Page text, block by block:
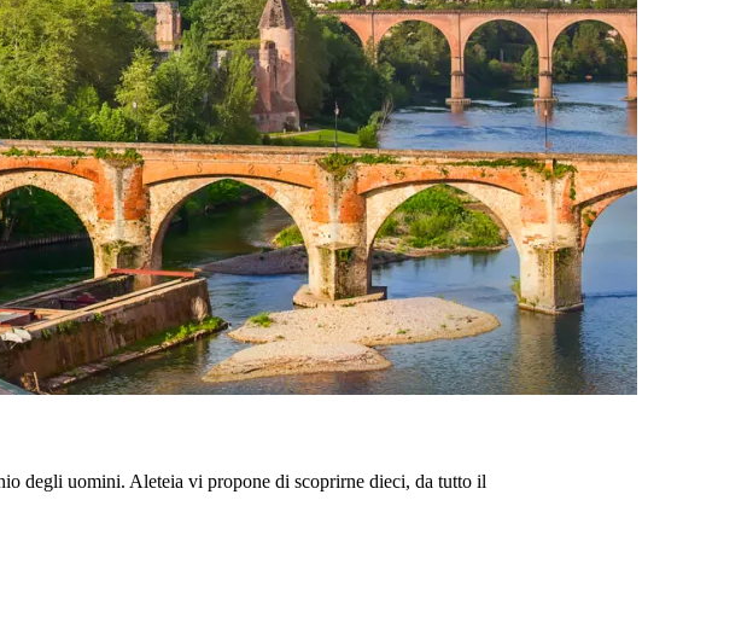
degli uomini. Aleteia vi propone di scoprirne dieci, da tutto il